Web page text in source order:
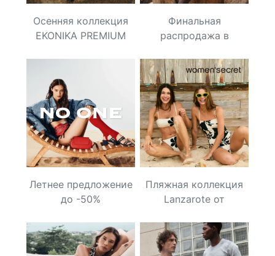
Осенняя коллекция
EKONIKA PREMIUM
Финальная
распродажа в
Летнее предложение
до -50%
Пляжная коллекция
Lanzarote от